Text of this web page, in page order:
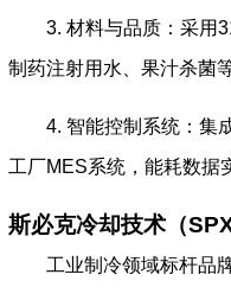
3. 材料与品质：采用
制药注射用水、果汁杀菌
4. 智能控制系统：集
工厂MES系统，能耗数据
斯必克冷却技术（
工业制冷领域标杆品